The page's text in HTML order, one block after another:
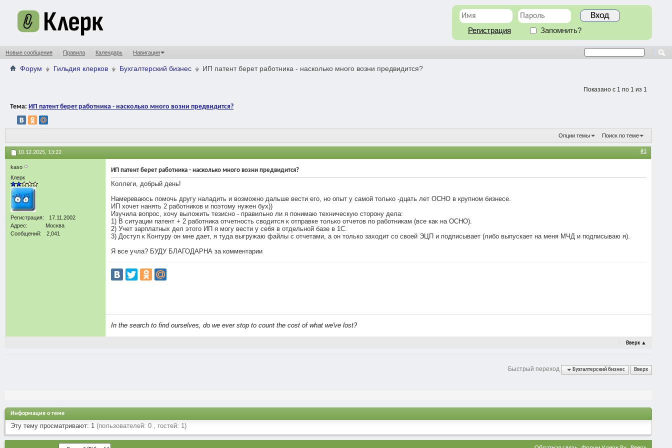
Регистрация Запомнить?
Новые сообщения Правила Календарь Навигация
Форум Гильдия клерков Бухгалтерский бизнес ИП патент берет работника - насколько много возни предвидится?
Показано с 1 по 1 из 1
Тема: ИП патент берет работника - насколько много возни предвидится?
Опции темы Поиск по теме
10.12.2025, 13:22 #1
kaso
Клерк
Регистрация
17.11.2002
Адрес
Москва
Сообщений
2,041
ИП патент берет работника - насколько много возни предвидится?
Коллеги, добрый день!
Намереваюсь помочь другу наладить и возможно дальше вести его, но опыт у самой только -дцать лет ОСНО в крупном бизнесе.
ИП хочет нанять 2 работников и поэтому нужен бух))
Изучила вопрос, хочу выложить тезисно - правильно ли я понимаю техническую сторону дела:
1) В ситуации патент + 2 работника отчетность сводится к отправке только отчетов по работникам (все как на ОСНО).
2) Учет зарплатных дел этого ИП я могу вести у себя в отдельной базе в 1С.
3) Доступ к Контуру он мне дает, я туда выгружаю файлы с отчетами, а он только заходит со своей ЭЦП и подписывает (либо выпускает на меня МЧД и подписываю я).
Я все учла? БУДУ БЛАГОДАРНА за комментарии
In the search to find ourselves, do we ever stop to count the cost of what we've lost?
Вверх ▲
Быстрый переход Бухгалтерский бизнес Вверх
Информация о теме
Эту тему просматривают: 1 (пользователей: 0 , гостей: 1)